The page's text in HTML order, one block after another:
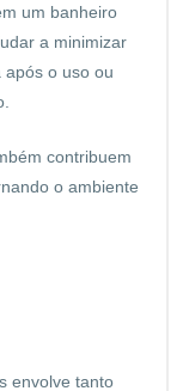
um banheiro
a minimizar
o uso ou
contribuem
o ambiente
envolve tanto